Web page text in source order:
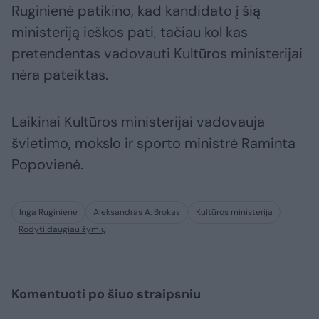
Ruginienė patikino, kad kandidato į šią
ministeriją ieškos pati, tačiau kol kas
pretendentas vadovauti Kultūros ministerijai
nėra pateiktas.
Laikinai Kultūros ministerijai vadovauja
švietimo, mokslo ir sporto ministrė Raminta
Popovienė.
Inga Ruginienė Aleksandras A. Brokas
Kultūros ministerija
Rodyti daugiau žymių
Komentuoti po šiuo straipsniu